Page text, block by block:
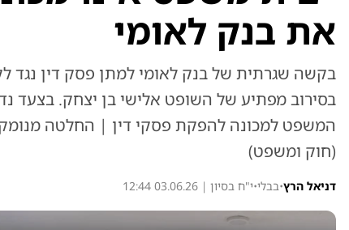
את בנק לאומי
בסירוב מפתיע של השופט אלישי בן יצחק. בצעד
המשפט למכונה להפקת פסקי דין | החלטה
(חוק ומשפט)
דניאל הרץ•בבלי•י"ח בסיון | 03.06.26 12:44